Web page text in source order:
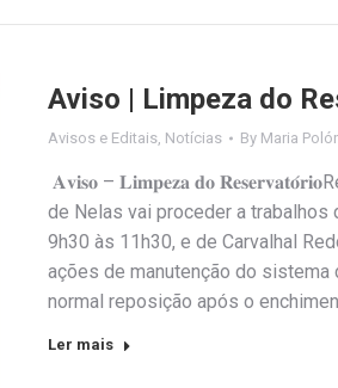
Aviso | Limpeza do
Avisos e Editais Notícias By Maria
𝐀𝐯𝐢𝐬𝐨 – 𝐋𝐢𝐦𝐩𝐞𝐳𝐚 𝐝𝐨
de Nelas vai proceder a
9h30 às 11h30, e de Carvalhal
ações de manutenção do
normal reposição após o
Ler mais